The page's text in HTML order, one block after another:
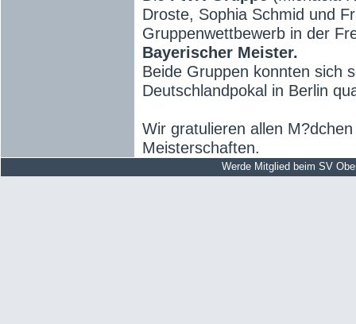
Droste, Sophia Schmid und
Gruppenwettbewerb in der
Bayerischer Meister.
Beide Gruppen konnten sich
Deutschlandpokal in Berlin
Wir gratulieren allen
Meisterschaften.
Werde Mitglied beim SV